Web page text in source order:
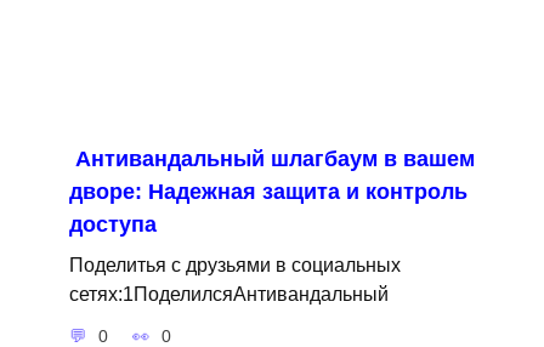
Антивандальный шлагбаум в вашем
дворе: Надежная защита и контроль
доступа
Поделитья с друзьями в социальных
сетях:1ПоделилсяАнтивандальный
0 0